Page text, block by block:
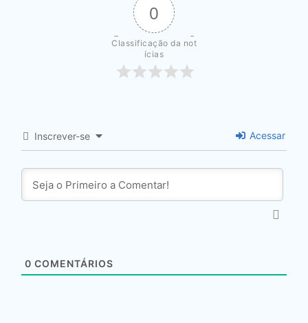
0
Classificação da not
ícias
Inscrever-se Acessar
0 COMENTÁRIOS